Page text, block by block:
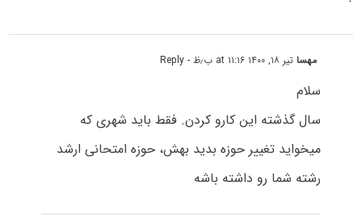
مهساتیر ۱۸, ۱۴۰۰ at ۱۱:۱۶ ب٫ظ - Reply
سلام
سال گذشته این کارو کردن. فقط باید شهری که
میخواید تغییر حوزه بدید بهش، حوزه امتحانی ارشد
رشته شما رو داشته باشه